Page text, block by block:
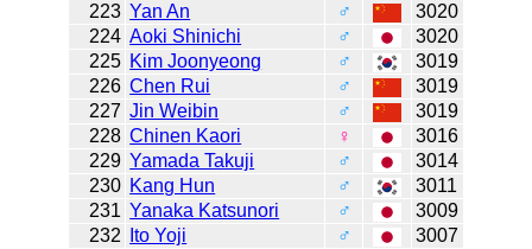
223 Yan An ♂
3020
224 Aoki Shinichi ♂
3020
225 Kim Joonyeong ♂
3019
226 Chen Rui ♂
3019
227 Jin Weibin ♂
3019
228 Chinen Kaori ♀
3016
229 Yamada Takuji ♂
3014
230 Kang Hun ♂
3011
231 Yanaka Katsunori ♂
3009
232
Ito Yoji ♂
3007